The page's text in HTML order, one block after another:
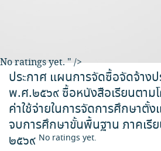
No ratings yet." />
ประกาศ แผนการจัดซื้อจัดจ้าง
พ.ศ.๒๕๖๙ ซื้อหนังสือเรียนตาม
ค่าใช้จ่ายในการจัดการศึกษาตั้
จบการศึกษาขั้นพื้นฐาน ภาคเรี
๒๕๖๙ No ratings yet.